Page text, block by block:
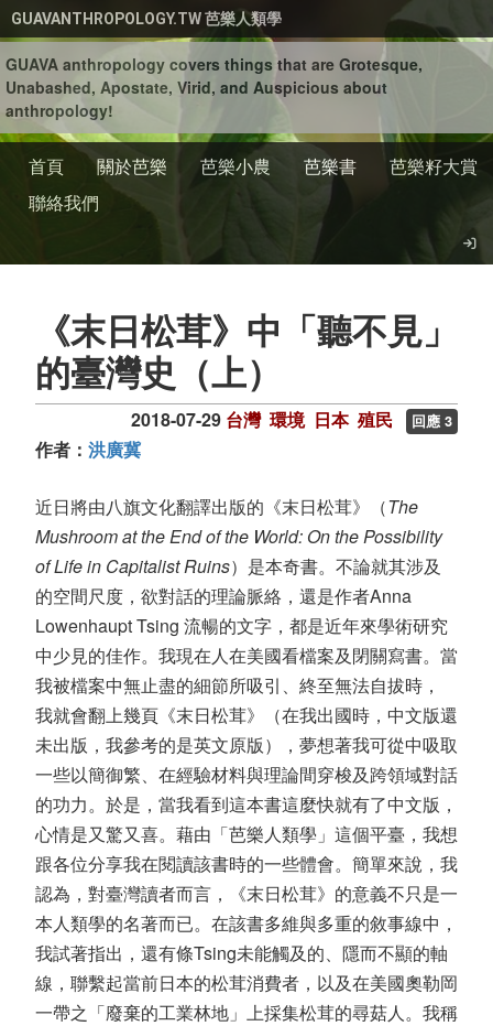
移至主內容
GUAVANTHROPOLOGY.TW 芭樂人類學
GUAVA anthropology covers things that are Grotesque,
Unabashed, Apostate, Virid, and Auspicious about
anthropology!
首頁 關於芭樂 芭樂小農 芭樂書
芭樂籽大賞
聯絡我們
《末日松茸》中「聽不見」
的臺灣史（上）
2018-07-29 台灣 環境 日本 殖民 回應 3
作者： 洪廣冀
近日將由八旗文化翻譯出版的《末日松茸》（The
Mushroom at the End of the World: On the Possibility
of Life in Capitalist Ruins）是本奇書。不論就其涉及
的空間尺度，欲對話的理論脈絡，還是作者Anna
Lowenhaupt Tsing 流暢的文字，都是近年來學術研究
中少見的佳作。我現在人在美國看檔案及閉關寫書。當
我被檔案中無止盡的細節所吸引、終至無法自拔時，
我就會翻上幾頁《末日松茸》（在我出國時，中文版還
未出版，我參考的是英文原版），夢想著我可從中吸取
一些以簡御繁、在經驗材料與理論間穿梭及跨領域對話
的功力。於是，當我看到這本書這麼快就有了中文版，
心情是又驚又喜。藉由「芭樂人類學」這個平臺，我想
跟各位分享我在閱讀該書時的一些體會。簡單來說，我
認為，對臺灣讀者而言，《末日松茸》的意義不只是一
本人類學的名著而已。在該書多維與多重的敘事線中，
我試著指出，還有條Tsing未能觸及的、隱而不顯的軸
線，聯繫起當前日本的松茸消費者，以及在美國奧勒岡
一帶之「廢棄的工業林地」上採集松茸的尋菇人。我稱